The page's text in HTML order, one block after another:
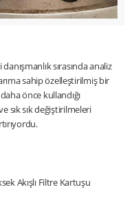
sırasında analiz
sahip özelleştirilmiş bir
önce kullandığı
sık sık değiştirilmeleri
Akışlı Filtre Kartuşu